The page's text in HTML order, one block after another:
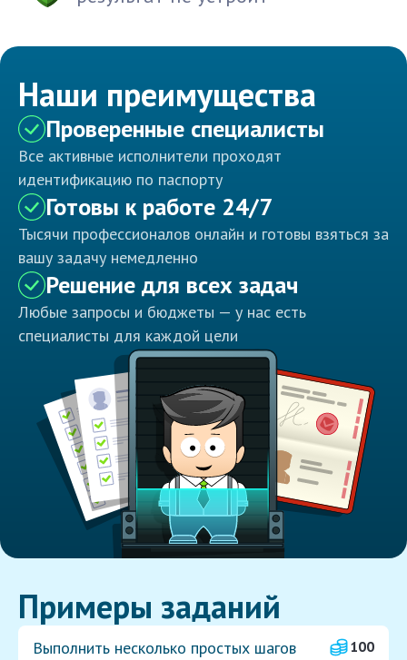
Наши преимущества
Проверенные специалисты
Все активные исполнители проходят
идентификацию по паспорту
Готовы к работе 24/7
Тысячи профессионалов онлайн и готовы взяться за
вашу задачу немедленно
Решение для всех задач
Любые запросы и бюджеты — у нас есть
специалисты для каждой цели
Примеры заданий
Выполнить несколько простых шагов
100